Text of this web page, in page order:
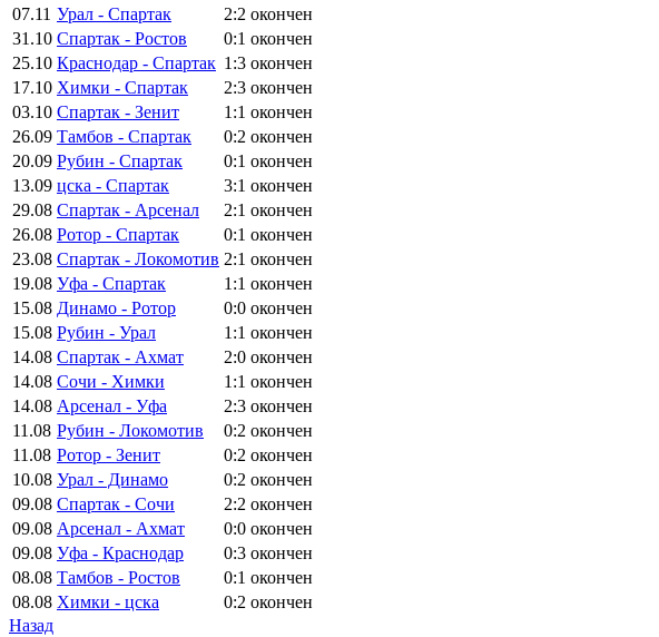
07.11 Урал - Спартак 2:2 окончен
31.10 Спартак - Ростов 0:1 окончен
25.10 Краснодар - Спартак 1:3 окончен
17.10 Химки - Спартак 2:3 окончен
03.10 Спартак - Зенит 1:1 окончен
26.09 Тамбов - Спартак 0:2 окончен
20.09 Рубин - Спартак 0:1 окончен
13.09 цска - Спартак 3:1 окончен
29.08 Спартак - Арсенал 2:1 окончен
26.08 Ротор - Спартак 0:1 окончен
23.08 Спартак - Локомотив 2:1 окончен
19.08 Уфа - Спартак 1:1 окончен
15.08 Динамо - Ротор 0:0 окончен
15.08 Рубин - Урал 1:1 окончен
14.08 Спартак - Ахмат 2:0 окончен
14.08 Сочи - Химки 1:1 окончен
14.08 Арсенал - Уфа 2:3 окончен
11.08 Рубин - Локомотив 0:2 окончен
11.08 Ротор - Зенит 0:2 окончен
10.08 Урал - Динамо 0:2 окончен
09.08 Спартак - Сочи 2:2 окончен
09.08 Арсенал - Ахмат 0:0 окончен
09.08 Уфа - Краснодар 0:3 окончен
08.08 Тамбов - Ростов 0:1 окончен
08.08 Химки - цска 0:2 окончен
Назад